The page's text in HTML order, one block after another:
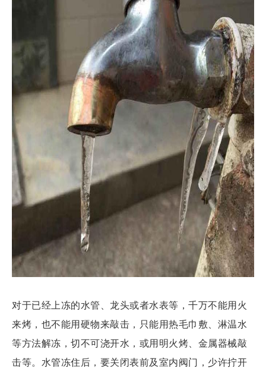
对于已经上冻的水管、龙头或者水表等，千万不能用火
来烤，也不能用硬物来敲击，只能用热毛巾敷、淋温水
等方法解冻，切不可浇开水，或用明火烤、金属器械敲
击等。水管冻住后，要关闭表前及室内阀门，少许拧开